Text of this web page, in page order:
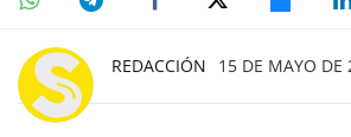
REDACCIÓN 15 DE MAYO